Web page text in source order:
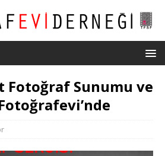
Fotoğraf Sunumu ve